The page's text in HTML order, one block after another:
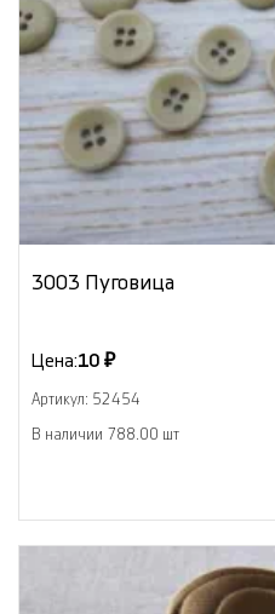
3003 Пуговица
Цена:10 ₽
Артикул: 52454
В наличии 788.00 шт